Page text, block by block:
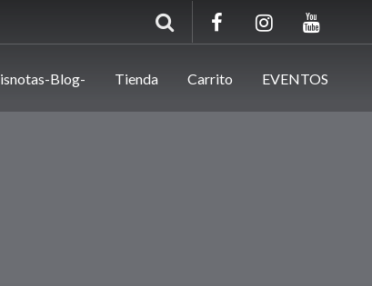
Blog- Tienda Carrito EVENTOS